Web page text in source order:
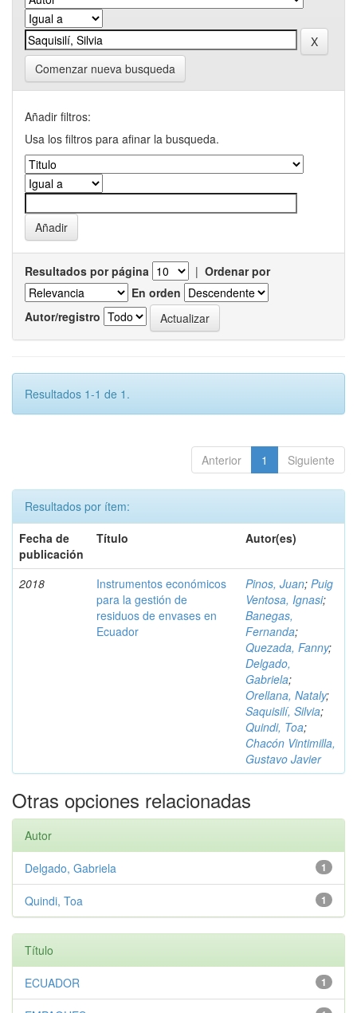
Comenzar nueva busqueda
Añadir filtros:
Usa los filtros para afinar la busqueda.
Resultados por página | Ordenar por
En orden
Autor/registro
Resultados 1-1 de 1.
Anterior 1 Siguiente
Resultados por ítem:
Fecha de
publicación
Título Autor(es)
2018
Instrumentos económicos
para la gestión de
residuos de envases en
Ecuador
Pinos, Juan; Puig
Ventosa, Ignasi;
Banegas,
Fernanda;
Quezada, Fanny;
Delgado,
Gabriela;
Orellana, Nataly;
Saquisilí, Silvia;
Quindi, Toa;
Chacón Vintimilla,
Gustavo Javier
Otras opciones relacionadas
Autor
1
Delgado, Gabriela
1
Quindi, Toa
Título
1
ECUADOR